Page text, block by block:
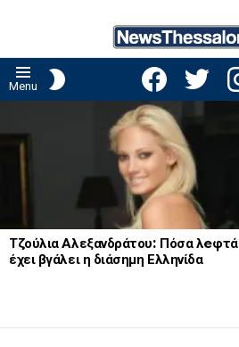
Menu
facebooktwitter
Τζούλια Αλεξανδράτου: Πόσα λeφτά
έχει βγάλει η διάσημη Ελληνίδα